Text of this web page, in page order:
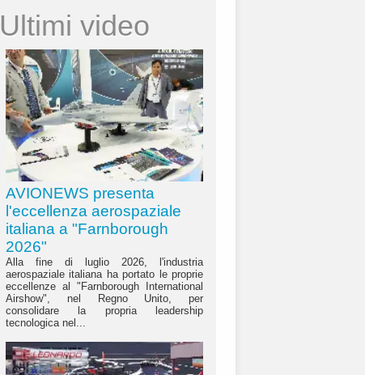
Ultimi video
AVIONEWS presenta
l'eccellenza aerospaziale
italiana a "Farnborough
2026"
Alla fine di luglio 2026, l'industria
aerospaziale italiana ha portato le proprie
eccellenze al "Farnborough International
Airshow", nel Regno Unito, per
consolidare la propria leadership
tecnologica nel...